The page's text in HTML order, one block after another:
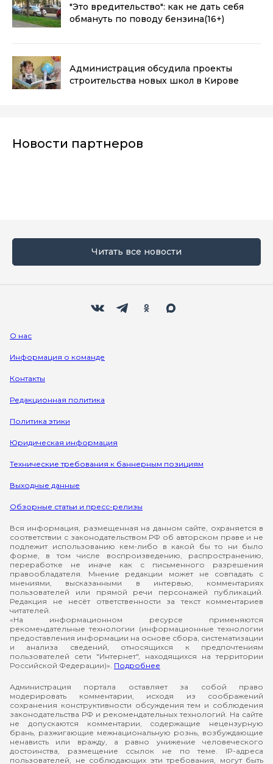
"Это вредительство": как не дать себя
обмануть по поводу бензина(16+)
Администрация обсудила проекты
строительства новых школ в Кирове
Новости партнеров
Читать все новости
О нас
Информация о команде
Контакты
Редакционная политика
Политика этики
Юридическая информация
Технические требования к баннерным позициям
Выходные данные
Обзорные статьи и пресс-релизы
Вся информация, размещенная на данном сайте, охраняется в
соответствии с законодательством РФ об авторском праве и не
подлежит использованию кем-либо в какой бы то ни было
форме, в том числе воспроизведению, распространению,
переработке не иначе как с письменного разрешения
правообладателя. Мнение редакции может не совпадать с
мнениями, высказанными в интервью, комментариях
пользователей или прямой речи персонажей публикаций.
Редакция не несёт ответственности за текст комментариев
читателей.
«На информационном ресурсе применяются
рекомендательные технологии (информационные технологии
предоставления информации на основе сбора, систематизации
и анализа сведений, относящихся к предпочтениям
пользователей сети "Интернет", находящихся на территории
Российской Федерации)». Подробнее
Администрация портала оставляет за собой право
модерировать комментарии, исходя из соображений
сохранения конструктивности обсуждения тем и соблюдения
законодательства РФ и рекомендательных технологий. На сайте
не допускаются комментарии, содержащие нецензурную
брань, разжигающие межнациональную рознь, возбуждающие
ненависть или вражду, а равно унижение человеческого
достоинства, размещение ссылок не по теме. IP-адреса
пользователей, не соблюдающих эти требования, могут быть